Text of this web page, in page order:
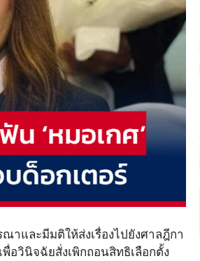
าและมีมติให้ส่งเรื่องไปยังศาลฎีกา
อวินิจฉัยสั่งเพิกถอนสิทธิเลือกตั้ง